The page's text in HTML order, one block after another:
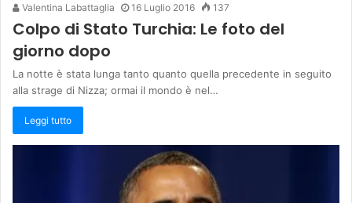
Valentina Labattaglia 16 Luglio 2016 137
Colpo di Stato Turchia: Le foto del
giorno dopo
La notte è stata lunga tanto quanto quella precedente in seguito
alla strage di Nizza; ormai il mondo è nel…
Leggi tutto